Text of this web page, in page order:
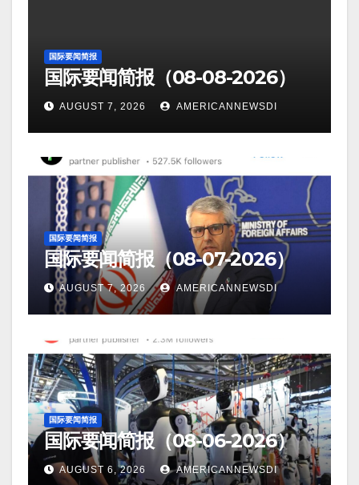
国际要闻简报
国际要闻简报（08-08-2026）
AUGUST 7, 2026 AMERICANNEWSDI
国际要闻简报
国际要闻简报（08-07-2026）
AUGUST 7, 2026 AMERICANNEWSDI
国际要闻简报
国际要闻简报（08-06-2026）
AUGUST 6, 2026 AMERICANNEWSDI